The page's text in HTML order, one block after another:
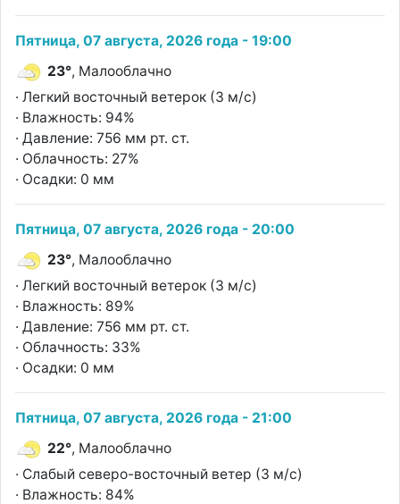
Пятница, 07 августа, 2026 года - 19:00
23°, Малооблачно
· Легкий восточный ветерок (3 м/с)
· Влажность: 94%
· Давление: 756 мм рт. ст.
· Облачность: 27%
· Осадки: 0 мм
Пятница, 07 августа, 2026 года - 20:00
23°, Малооблачно
· Легкий восточный ветерок (3 м/с)
· Влажность: 89%
· Давление: 756 мм рт. ст.
· Облачность: 33%
· Осадки: 0 мм
Пятница, 07 августа, 2026 года - 21:00
22°, Малооблачно
· Слабый северо-восточный ветер (3 м/с)
· Влажность: 84%